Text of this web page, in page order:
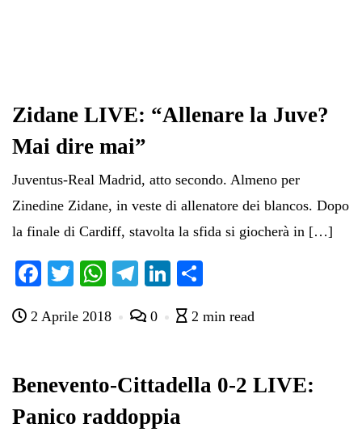
Zidane LIVE: “Allenare la Juve?
Mai dire mai”
Juventus-Real Madrid, atto secondo. Almeno per
Zinedine Zidane, in veste di allenatore dei blancos. Dopo
la finale di Cardiff, stavolta la sfida si giocherà in […]
Fa
bo
T
tte
W
ts
pp
Te
gr
m
Li
ed di
di
2 Aprile 2018 0 2 min read
Benevento-Cittadella 0-2 LIVE:
Panico raddoppia